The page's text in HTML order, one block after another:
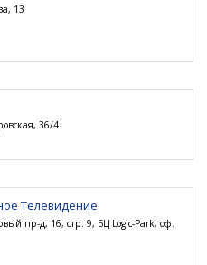
13
36/4
Телевидение
пр-д, 16, стр. 9, БЦ Logic-Park, оф.